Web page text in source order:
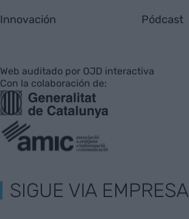
Innovación Pódcast
Web auditado por OJD interactiva
Con la colaboración de:
SIGUE VIA EMPRESA